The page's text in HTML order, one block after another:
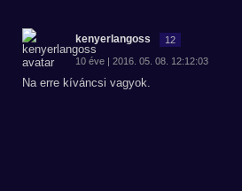
kenyerlangoss 12
10 éve | 2016. 05. 08. 12:12:03
Na erre kíváncsi vagyok.